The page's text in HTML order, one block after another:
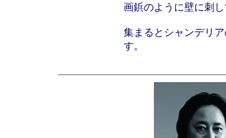
画鋲のように壁に刺
集まるとシャンデリ
す。